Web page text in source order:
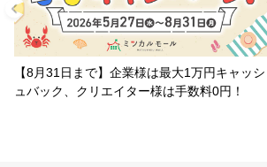
【8月31日まで】企業様は最大1万円キャッシ
ュバック、クリエイター様は手数料0円！